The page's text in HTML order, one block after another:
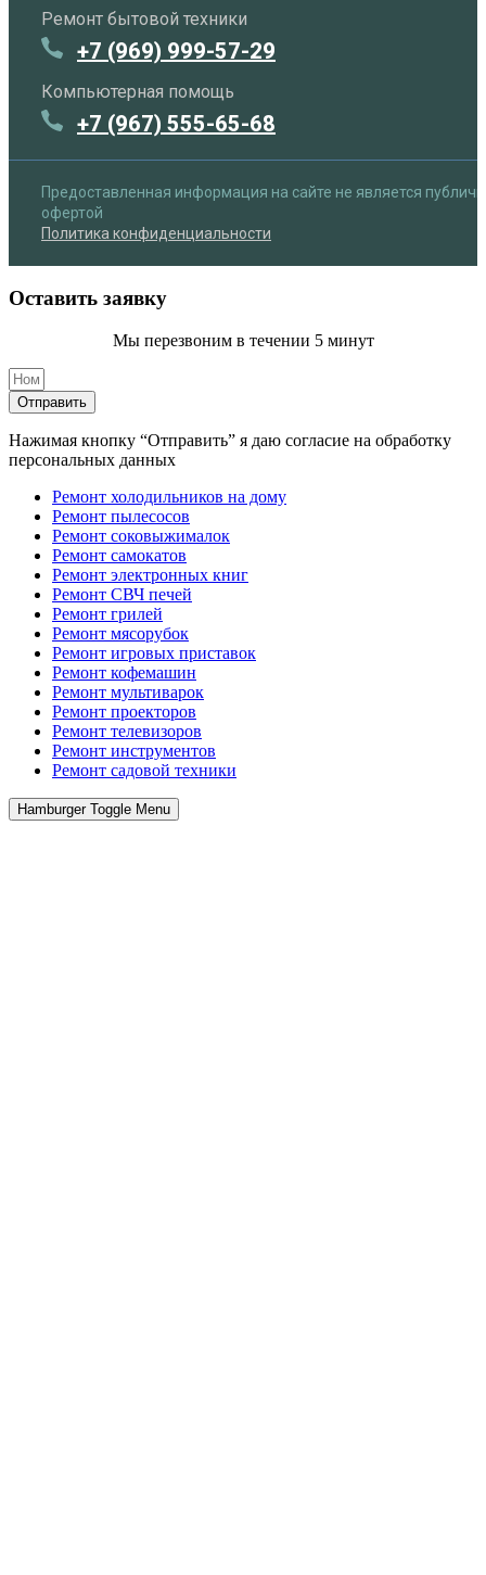
Ремонт бытовой техники
+7 (969) 999-57-29
Компьютерная помощь
+7 (967) 555-65-68
Предоставленная информация на сайте не является
офертой
Политика конфиденциальности
Оставить заявку
Мы перезвоним в течении 5 минут
Отправить
Нажимая кнопку “Отправить” я даю согласие на обработку
персональных данных
Ремонт холодильников на дому
Ремонт пылесосов
Ремонт соковыжималок
Ремонт самокатов
Ремонт электронных книг
Ремонт СВЧ печей
Ремонт грилей
Ремонт мясорубок
Ремонт игровых приставок
Ремонт кофемашин
Ремонт мультиварок
Ремонт проекторов
Ремонт телевизоров
Ремонт инструментов
Ремонт cадовой техники
Hamburger Toggle Menu